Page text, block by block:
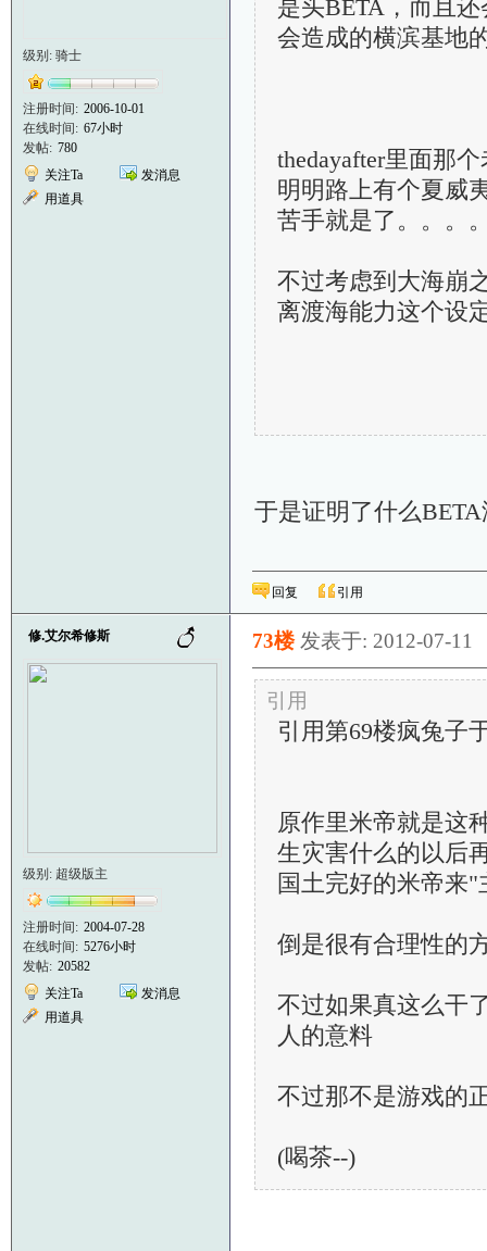
级别: 骑士
注册时间: 2006-10-01
在线时间: 67小时
发帖: 780
关注Ta
发消息
用道具
是头BETA，而且
会造成的横滨基地
thedayafter里面那
明明路上有个夏威
苦手就是了。。。
不过考虑到大海崩
离渡海能力这个设
于是证明了什么
回复 引用
修.艾尔希修斯
级别: 超级版主
注册时间: 2004-07-28
在线时间: 5276小时
发帖: 20582
关注Ta
发消息
用道具
73楼 发表于: 2012-07-11
引用
引用第69楼疯兔子
原作里米帝就是这
生灾害什么的以后
国土完好的米帝来"
倒是很有合理性的
不过如果真这么干
人的意料
不过那不是游戏的
(喝茶--)